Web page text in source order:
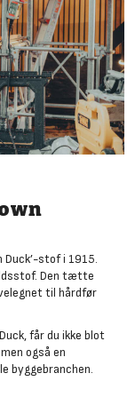
stof i 1915.
Den tætte
til hårdfør
får du ikke blot
også en
byggebranchen.